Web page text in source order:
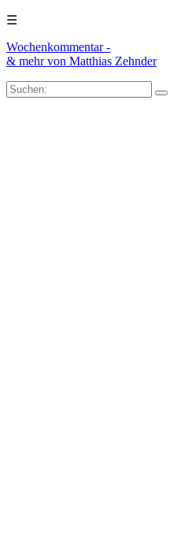
☰
Wochenkommentar -
& mehrvon Matthias Zehnder